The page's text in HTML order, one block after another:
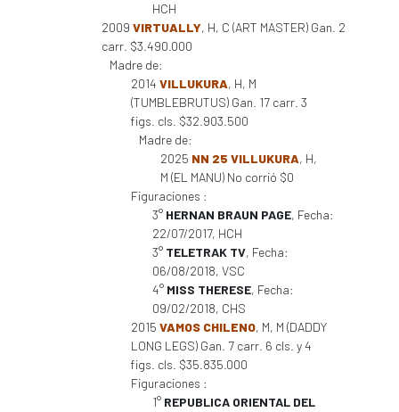
HCH
2009 VIRTUALLY, H, C (ART MASTER) Gan. 2
carr. $3.490.000
Madre de:
2014 VILLUKURA, H, M
(TUMBLEBRUTUS) Gan. 17 carr. 3
figs. cls. $32.903.500
Madre de:
2025 NN 25 VILLUKURA, H,
M (EL MANU) No corrió $0
Figuraciones :
3° HERNAN BRAUN PAGE, Fecha:
22/07/2017, HCH
3° TELETRAK TV, Fecha:
06/08/2018, VSC
4° MISS THERESE, Fecha:
09/02/2018, CHS
2015 VAMOS CHILENO, M, M (DADDY
LONG LEGS) Gan. 7 carr. 6 cls. y 4
figs. cls. $35.835.000
Figuraciones :
1° REPUBLICA ORIENTAL DEL